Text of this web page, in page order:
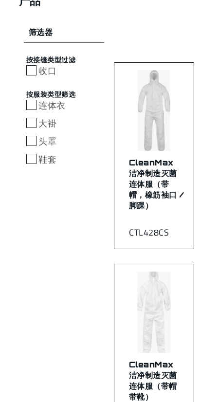
筛选器
按接缝类型过滤
收口
按服装类型筛选
连体衣
大褂
头罩
鞋套
CTL428CS
CleanMax
洁净制造灭菌
连体服（带
帽，橡筋袖口 /
脚踝）
CleanMax
洁净制造灭菌
连体服（带帽
带靴）